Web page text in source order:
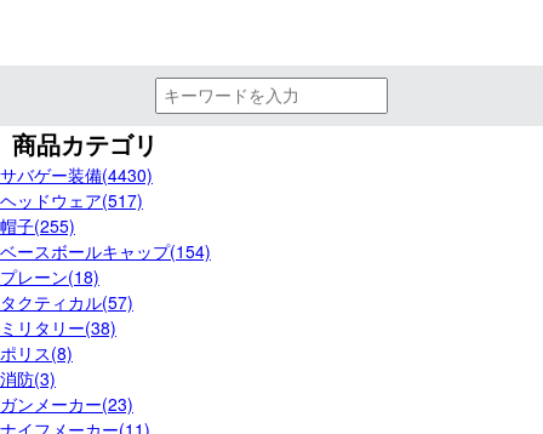
商品カテゴリ
サバゲー装備(4430)
ヘッドウェア(517)
帽子(255)
ベースボールキャップ(154)
プレーン(18)
タクティカル(57)
ミリタリー(38)
ポリス(8)
消防(3)
ガンメーカー(23)
ナイフメーカー(11)